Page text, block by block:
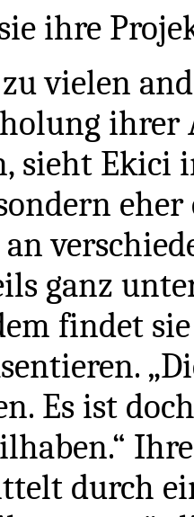
ihre
vielen
ihrer
sieht
ganz
findet
Es ist
durch